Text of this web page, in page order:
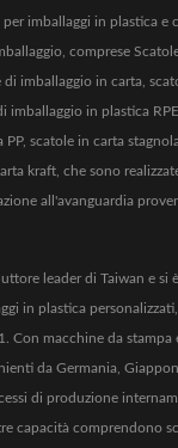
imballaggi in plastica e
comprese
di imballaggio in carta,
imballaggio in plastica
PP, scatole in carta
kraft, che sono
all'avanguardia
leader di Taiwan e si
in plastica
Con macchine da
da Germania,
di produzione
capacità comprendono